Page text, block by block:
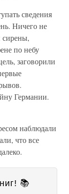
сведения
Ничего не
сирены,
по небу
заговорили
Германии.
наблюдали
что все
📚